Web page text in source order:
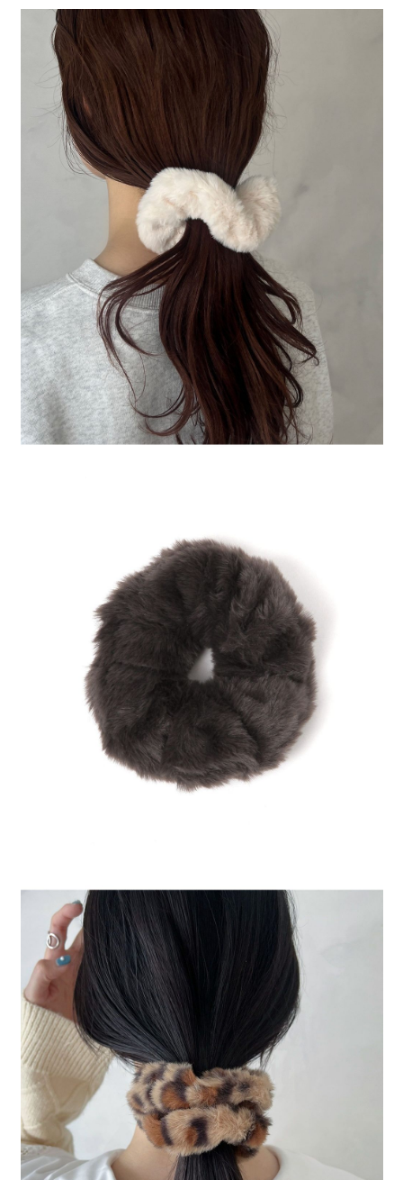
【繳款方式說明】
1.分期款項不併入電信帳單，「大哥付你分期」於每月結算日後寄送繳費提
醒簡訊。
2.透過簡訊連結打開帳單後，可選擇「超商條碼／台灣大直營門市／銀行轉
帳／街口支付／iPASS MONEY」等通路繳費。
【注意事項】
1.本服務係由「台灣大哥大股份有限公司」（以下簡稱本公司）所提供，讓
用戶於交易時，得透過本服務購買商品或服務，並由商店將買賣／分期付款
買賣價金債權讓與本公司後，依約使用本公司帳單繳交帳款。
2.基於同意付款使用「大哥付你分期」之契約關係目的，商店將以您的個人
資料（包含姓名、電話或地址）提供予台灣大哥大進項蒐集、處理及利用，
由本公司與您本人進行分期帳單所需資料之確認、核對及更正。
3.完整用戶服務條款，請詳閱以下連結： https://oppay.tw/userRule
３．安心：先確認商品／服務後，再付款。
【「AFTEE先享後付」結帳流程】
１．於結帳方式選擇「AFTEE先享後付」後，將跳轉至「AFTEE先享後付」
結帳頁面，進行簡訊認證並確認金額後，即可完成結帳。
２．訂單成立數日內，您將收到繳費通知簡訊。
３．收到繳費通知簡訊後14天內，點擊此簡訊中的連結，可透過四大超商／
ATM／網路銀行／等多元方式進行付款，方視為交易完成。
※ 請注意：結帳手續完成當下不需立刻繳費，但若您需要取消訂單，請聯絡
購買商品的店家。未經商家同意取消之訂單仍視為有效，需透過AFTEE先享
後付繳納相關費用。
※ 交易是否成功請以「AFTEE先享後付 」之結帳頁面顯示為準，若有關於
是否繳費成功／繳費後需取消欲退款等相關疑問，請聯繫「AFTEE先享後付
https://netprotections.freshdesk.com/support/home
１．透過由恩沛科技股份有限公司提供之「AFTEE先享後付」服務完成之交
易，需依本服務之必要範圍內提供個人資料，並將交易相關給付款項請求債
權轉讓予恩沛科技股份有限公司。
２．關於個人資料處理事宜，請瀏覽以下網址： https://aftee.tw/terms/#terms3
３．未成年的使用者請事先徵得法定代理人或監護人之同意方可使用
「AFTEE先享後付」，若未經同意申辦者引起之損失，本公司不負相關責
任。
４．使用「AFTEE先享後付」時，將依據個別帳號之用戶狀況，依本公司即
時審查核予不同之上限額度；若仍有額度不足之情形，本公司將視審查結果
請求用戶進行身份認證。
５．嚴禁一人註冊多個帳號或使用他人資訊註冊。若發現惡意使用之情形，
恩沛科技股份有限公司將有權停止該用戶之使用額度並採取法律行動。
每筆NT$80，滿NT$1,500(含以上)免運費
付款後 全家取貨
每筆NT$80，滿NT$1,500(含以上)免運費
7-11 取貨付款
每筆NT$80，滿NT$1,500(含以上)免運費
付款後 7-11取貨
每筆NT$80，滿NT$1,500(含以上)免運費
每筆NT$80，滿NT$1,500(含以上)免運費